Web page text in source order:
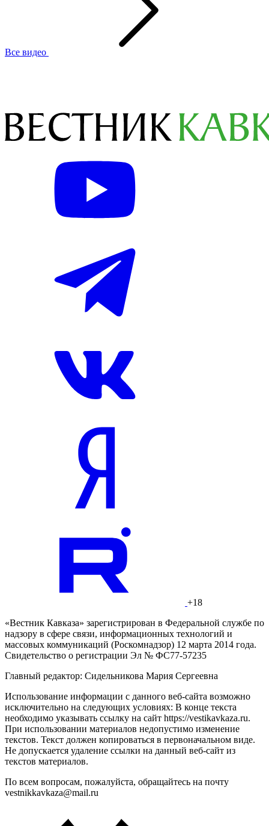
Все видео
+18
«Вестник Кавказа» зарегистрирован в Федеральной службе по
надзору в сфере связи, информационных технологий и
массовых коммуникаций (Роскомнадзор) 12 марта 2014 года.
Свидетельство о регистрации Эл № ФС77-57235
Главный редактор: Сидельникова Мария Сергеевна
Использование информации с данного веб-сайта возможно
исключительно на следующих условиях: В конце текста
необходимо указывать ссылку на сайт https://vestikavkaza.ru.
При использовании материалов недопустимо изменение
текстов. Текст должен копироваться в первоначальном виде.
Не допускается удаление ссылки на данный веб-сайт из
текстов материалов.
По всем вопросам, пожалуйста, обращайтесь на почту
vestnikkavkaza@mail.ru